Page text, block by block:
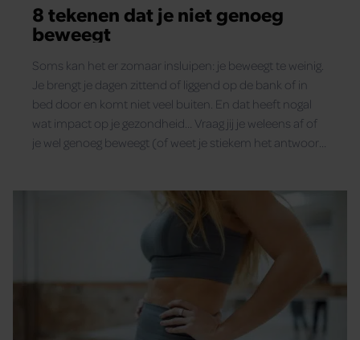
8 tekenen dat je niet genoeg
beweegt
Soms kan het er zomaar insluipen: je beweegt te weinig.
Je brengt je dagen zittend of liggend op de bank of in
bed door en komt niet veel buiten. En dat heeft nogal
wat impact op je gezondheid… Vraag jij je weleens af of
je wel genoeg beweegt (of weet je stiekem het antwoord